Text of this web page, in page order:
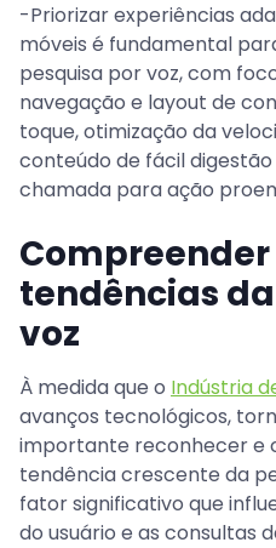
-Priorizar experiências
móveis é fundamental
pesquisa por voz, com
navegação e layout de
toque, otimização da
conteúdo de fácil
chamada para ação
Compreender
tendências
voz
À medida que o Indústria
avanços tecnológicos,
importante reconhecer e
tendência crescente da
fator significativo que
do usuário e as consultas